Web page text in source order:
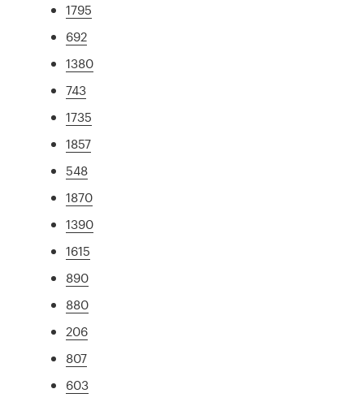
1795
692
1380
743
1735
1857
548
1870
1390
1615
890
880
206
807
603